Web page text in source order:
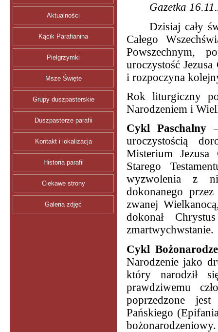
Aktualności
Kącik Parafianina
Pielgrzymki
Msze Święte
Grupy duszpasterskie
Duszpasterze parafii
Kontakt i lokalizacja
Historia parafii
Ciekawe strony
Galeria zdjęć
Gazetka
Dzisiaj cały
Całego
Powszechnym,
uroczystość
i rozpoczyna
Rok liturgiczny
Narodzeniem i
Cykl Paschalny—
uroczystością
Misterium
Starego
wyzwolenia z
dokonanego
zwanej
dokonał
zmartwychwstanie.
Cykl
Narodzenie jako
który narodził
prawdziwemu
poprzedzone
Pańskiego
bożonarodzeniowy.